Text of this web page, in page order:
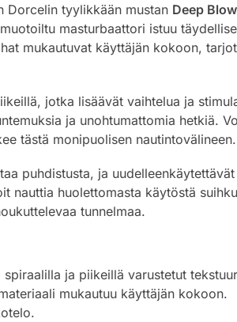
Dorcelin tyylikkään mustan Deep Blow
masturbaattori istuu
mukautuvat käyttäjän kokoon,
jotka lisäävät vaihtelua ja
ja unohtumattomia hetkiä.
tästä monipuolisen nautintovälineen.
puhdistusta, ja
nauttia huolettomasta käytöstä
tunnelmaa.
spiraalilla ja piikeillä varustetut
mukautuu käyttäjän kokoon.